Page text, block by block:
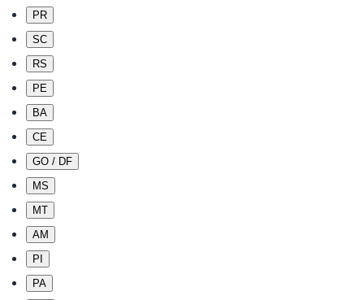
PR
SC
RS
PE
BA
CE
GO / DF
MS
MT
AM
PI
PA